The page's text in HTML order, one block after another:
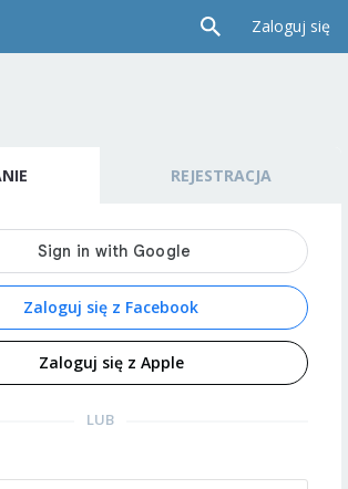
Zaloguj się
REJESTRACJA
Zaloguj się z Facebook
Zaloguj się z Apple
LUB